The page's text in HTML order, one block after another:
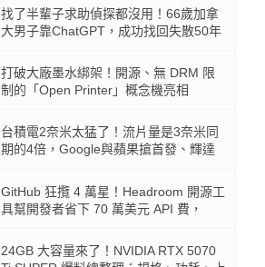
找了半輩子求助偵探都沒用！66歲加拿
大男子靠ChatGPT，成功找回失散50年
打破大廠墨水綁架！開源、無 DRM 限
制的「Open Printer」概念機亮相
台積電2奈米太猛了！流片量是3奈米同
期的4倍，Google與蘋果搶首發、輝達
GitHub 狂攬 4 萬星！Headroom 開源工
具幫開發者省下 70 萬美元 API 費，
24GB 大容量來了！NVIDIA RTX 5070